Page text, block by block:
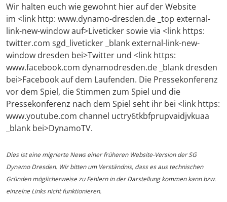
Wir halten euch wie gewohnt hier auf der Website
im <link http: www.dynamo-dresden.de _top external-
link-new-window auf>Liveticker sowie via <link https:
twitter.com sgd_liveticker _blank external-link-new-
window dresden bei>Twitter und <link https:
www.facebook.com dynamodresden.de _blank dresden
bei>Facebook auf dem Laufenden. Die Pressekonferenz
vor dem Spiel, die Stimmen zum Spiel und die
Pressekonferenz nach dem Spiel seht ihr bei <link https:
www.youtube.com channel uctry6tkbfprupvaidjvkuaa
_blank bei>DynamoTV.
Dies ist eine migrierte News einer früheren Website-Version der SG
Dynamo Dresden. Wir bitten um Verständnis, dass es aus technischen
Gründen möglicherweise zu Fehlern in der Darstellung kommen kann bzw.
einzelne Links nicht funktionieren.